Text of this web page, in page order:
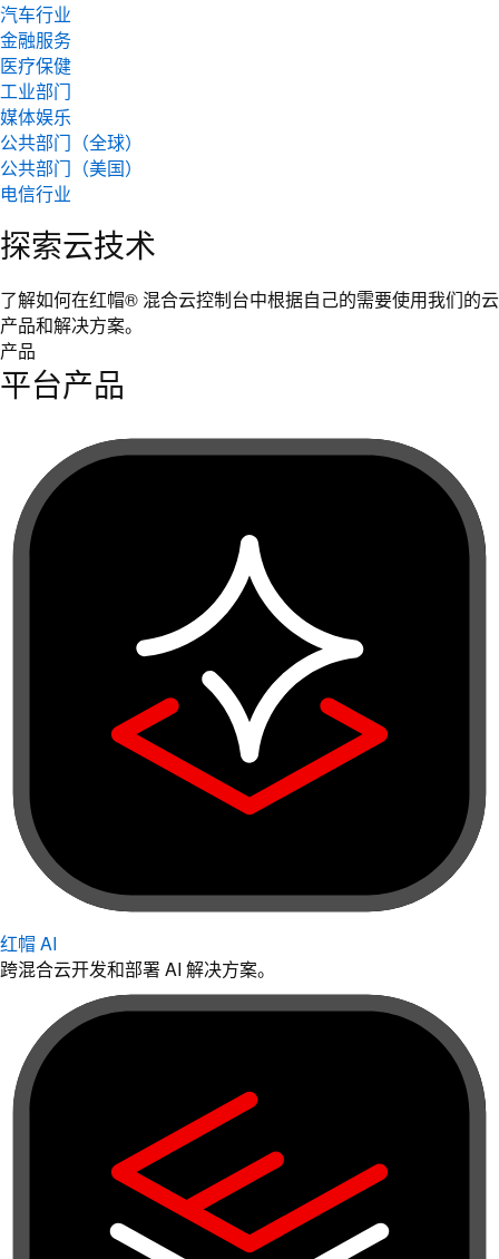
汽车行业
金融服务
医疗保健
工业部门
媒体娱乐
公共部门（全球）
公共部门（美国）
电信行业
探索云技术
了解如何在红帽® 混合云控制台中根据自己的需要使用我们的云
产品和解决方案。
产品
平台产品
红帽 AI
跨混合云开发和部署 AI 解决方案。